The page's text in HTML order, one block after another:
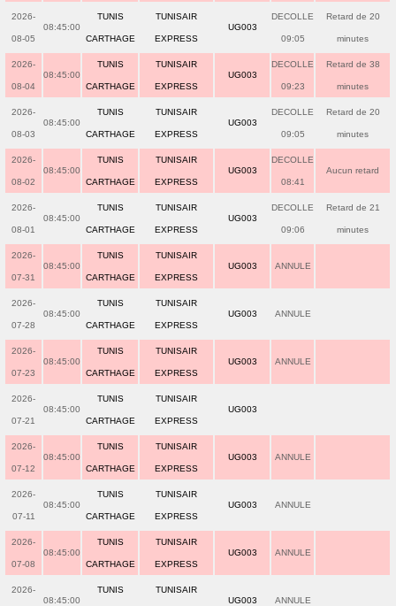
2026-
08-05
08:45:00
TUNIS
CARTHAGE
TUNISAIR
EXPRESS
UG003
DECOLLE
09:05
Retard de 20
minutes
2026-
08-04
08:45:00
TUNIS
CARTHAGE
TUNISAIR
EXPRESS
UG003
DECOLLE
09:23
Retard de 38
minutes
2026-
08-03
08:45:00
TUNIS
CARTHAGE
TUNISAIR
EXPRESS
UG003
DECOLLE
09:05
Retard de 20
minutes
2026-
08-02
08:45:00
TUNIS
CARTHAGE
TUNISAIR
EXPRESS
UG003
DECOLLE
08:41
Aucun retard
2026-
08-01
08:45:00
TUNIS
CARTHAGE
TUNISAIR
EXPRESS
UG003
DECOLLE
09:06
Retard de 21
minutes
2026-
07-31
08:45:00
TUNIS
CARTHAGE
TUNISAIR
EXPRESS
UG003 ANNULE
2026-
07-28
08:45:00
TUNIS
CARTHAGE
TUNISAIR
EXPRESS
UG003 ANNULE
2026-
07-23
08:45:00
TUNIS
CARTHAGE
TUNISAIR
EXPRESS
UG003 ANNULE
2026-
07-21
08:45:00
TUNIS
CARTHAGE
TUNISAIR
EXPRESS
UG003
2026-
07-12
08:45:00
TUNIS
CARTHAGE
TUNISAIR
EXPRESS
UG003 ANNULE
2026-
07-11
08:45:00
TUNIS
CARTHAGE
TUNISAIR
EXPRESS
UG003 ANNULE
2026-
07-08
08:45:00
TUNIS
CARTHAGE
TUNISAIR
EXPRESS
UG003 ANNULE
2026-
08:45:00
TUNIS TUNISAIR
UG003 ANNULE